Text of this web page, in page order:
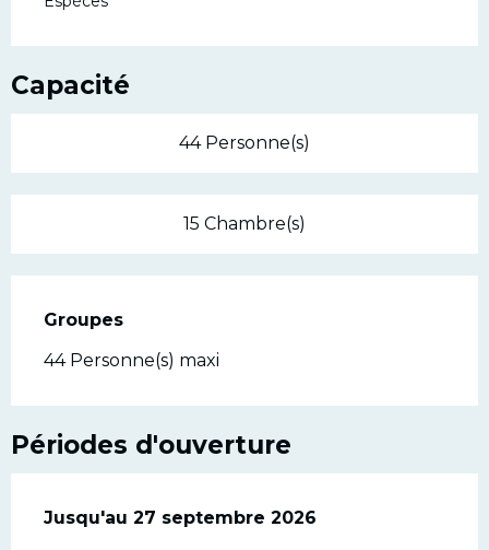
Capacité
44 Personne(s)
15 Chambre(s)
Groupes
Groupes
44 Personne(s) maxi
Périodes d'ouverture
Du6 juin 2026au27 septembre 2026
Jusqu'au 27 septembre 2026